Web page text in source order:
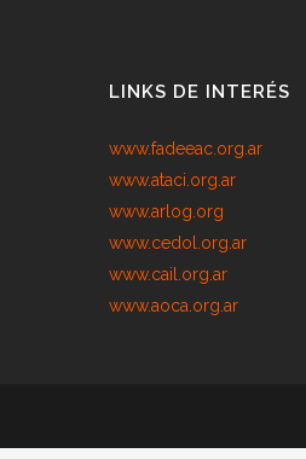
LINKS DE INTERÉS
www.fadeeac.org.ar
www.ataci.org.ar
www.arlog.org
www.cedol.org.ar
www.cail.org.ar
www.aoca.org.ar